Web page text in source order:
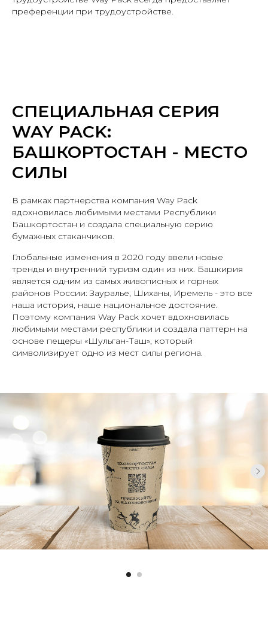
преференции при трудоустройстве.
СПЕЦИАЛЬНАЯ СЕРИЯ
WAY PACK:
БАШКОРТОСТАН - МЕСТО
СИЛЫ
В рамках партнерства компания Way Pack
вдохновилась любимыми местами Республики
Башкортостан и создала специальную серию
бумажных стаканчиков.
Глобальные изменения в 2020 году ввели новые
тренды и внутренний туризм один из них. Башкирия
является одним из самых живописных и горных
районов России: Зауралье, Шиханы, Иремель - это все
наша история, наше национальное достояние.
Поэтому компания Way Pack хочет вдохновилась
любимыми местами республики и создала паттерн на
основе пещеры «Шульган-Таш», который
символизирует одно из мест силы региона.